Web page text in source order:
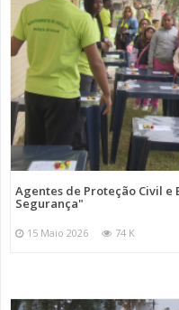
Agentes de Proteção Civil e
Segurança"
15 Maio 2026 74 K